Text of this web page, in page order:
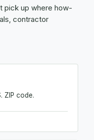
pick up where how-
contractor
ZIP code.